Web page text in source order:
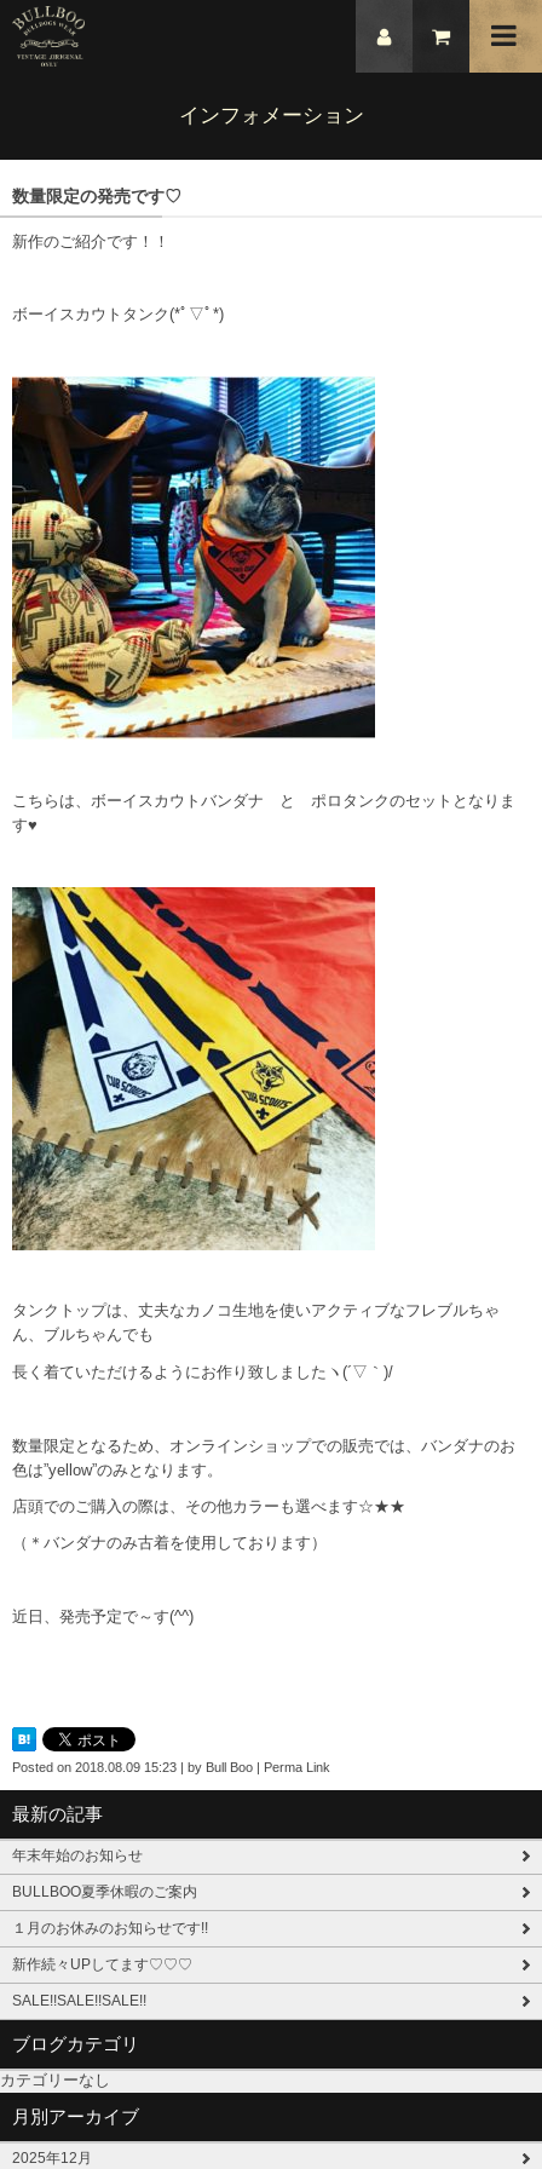
インフォメーション
数量限定の発売です♡
新作のご紹介です！！
ボーイスカウトタンク(*ﾟ▽ﾟ*)
こちらは、ボーイスカウトバンダナ と ポロタンクのセットとなりま
す♥
タンクトップは、丈夫なカノコ生地を使いアクティブなフレブルちゃ
ん、ブルちゃんでも
長く着ていただけるようにお作り致しましたヽ(´▽｀)/
数量限定となるため、オンラインショップでの販売では、バンダナのお
色は”yellow”のみとなります。
店頭でのご購入の際は、その他カラーも選べます☆★★
（＊バンダナのみ古着を使用しております）
近日、発売予定で～す(^^)
Posted on 2018.08.09 15:23 | by Bull Boo | Perma Link
最新の記事
年末年始のお知らせ
BULLBOO夏季休暇のご案内
１月のお休みのお知らせです!!
新作続々UPしてます♡♡♡
SALE!!SALE!!SALE!!
ブログカテゴリ
カテゴリーなし
月別アーカイブ
2025年12月